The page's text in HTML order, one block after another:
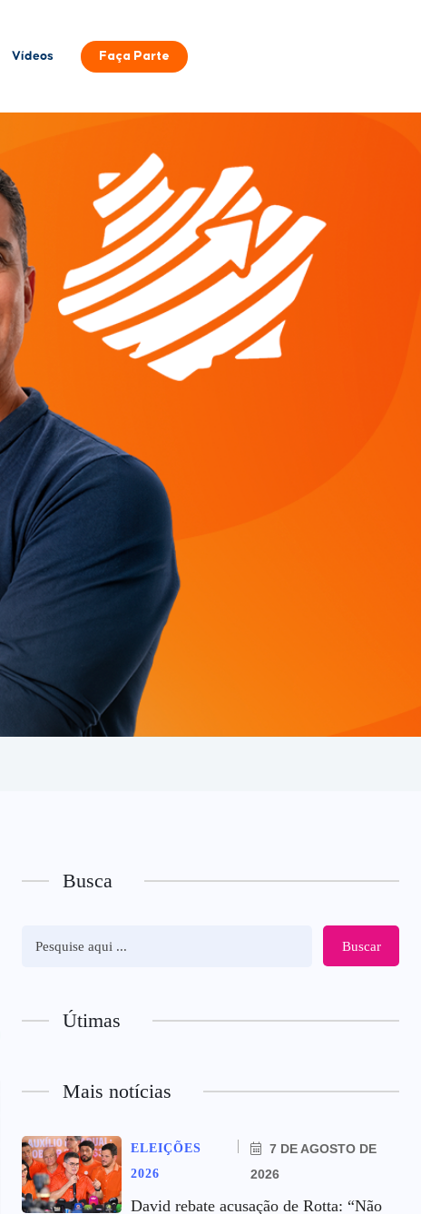
Vídeos Faça Parte
Busca
Buscar
Útimas
Mais notícias
ELEIÇÕES
2026
7 DE AGOSTO DE
2026
David rebate acusação de Rotta: “Não